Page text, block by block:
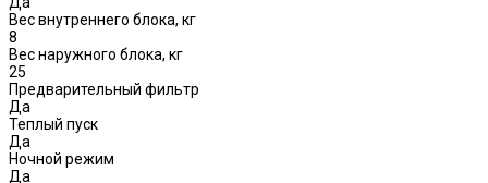
Вес внутреннего блока, кг
8
Вес наружного блока, кг
25
Предварительный фильтр
Да
Теплый пуск
Да
Ночной режим
Да